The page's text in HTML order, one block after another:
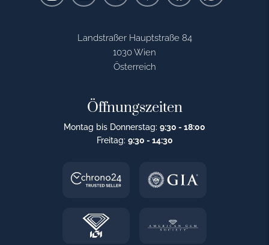
Landstraßer Hauptstraße 84
1030 Wien
Österreich
Öffnungszeiten
Montag bis Donnerstag: 9:30 - 18:00
Freitag: 9:30 - 14:30